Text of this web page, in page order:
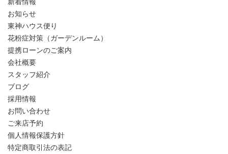
お知らせ
東神ハウス便り
花粉症対策（ガーデンルーム）
提携ローンのご案内
会社概要
スタッフ紹介
ブログ
採用情報
お問い合わせ
ご来店予約
個人情報保護方針
特定商取引法の表記